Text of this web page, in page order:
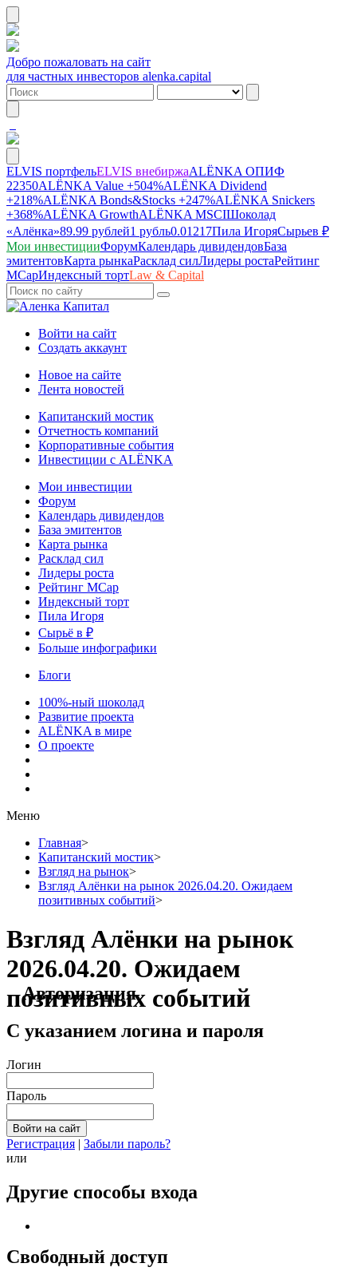
Добро пожаловать на сайт
для частных инвесторов alenka.capital
ELVIS портфельELVIS внебиржаALЁNKA ОПИФ
22350ALЁNKA Value +504%ALЁNKA Dividend
+218%ALЁNKA Bonds&Stocks +247%ALЁNKA Snickers
+368%ALЁNKA GrowthALЁNKA MSCIШоколад
«Алёнка»89.99 рублей1 рубль0.01217Пила ИгоряСырьев ₽
Мои инвестицииФорумКалендарь дивидендовБаза
эмитентовКарта рынкаРасклад силЛидеры ростаРейтинг
MCapИндексный тортLaw & Capital
Войти на сайт
Создать аккаунт
Новое на сайте
Лента новостей
Капитанский мостик
Отчетность компаний
Корпоративные события
Инвестиции с ALЁNKA
Мои инвестиции
Форум
Календарь дивидендов
База эмитентов
Карта рынка
Расклад сил
Лидеры роста
Рейтинг MCap
Индексный торт
Пила Игоря
Сырьё в ₽
Больше инфографики
Блоги
100%-ный шоколад
Развитие проекта
ALЁNKA в мире
О проекте
Меню
Главная>
Капитанский мостик>
Взгляд на рынок>
Взгляд Алёнки на рынок 2026.04.20. Ожидаем
позитивных событий>
Взгляд Алёнки на рынок
2026.04.20. Ожидаем
позитивных событий
Авторизация
С указанием логина и пароля
Логин
Пароль
Регистрация | Забыли пароль?
или
Другие способы входа
Свободный доступ